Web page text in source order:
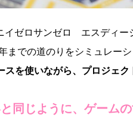
イゼロサンゼロ エスディ
までの道のりをシミュレー
スを使いながら、プロジェ
同じように、ゲーム